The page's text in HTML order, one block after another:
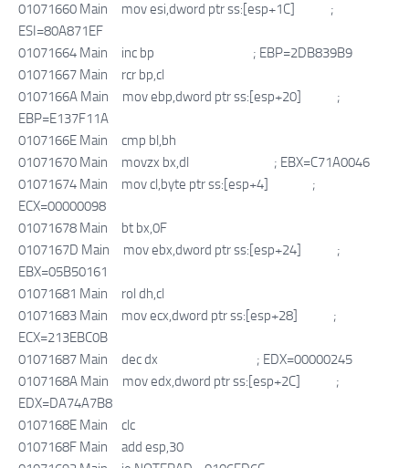
01071660 Main mov esi,dword ptr ss:[esp+1C] ;
ESI=80A871EF
01071664 Main inc bp ; EBP=2DB839B9
01071667 Main rcr bp,cl
0107166A Main mov ebp,dword ptr ss:[esp+20] ;
EBP=E137F11A
0107166E Main cmp bl,bh
01071670 Main movzx bx,dl ; EBX=C71A0046
01071674 Main mov cl,byte ptr ss:[esp+4] ;
ECX=00000098
01071678 Main bt bx,0F
0107167D Main mov ebx,dword ptr ss:[esp+24] ;
EBX=05B50161
01071681 Main rol dh,cl
01071683 Main mov ecx,dword ptr ss:[esp+28] ;
ECX=213EBC0B
01071687 Main dec dx ; EDX=00000245
0107168A Main mov edx,dword ptr ss:[esp+2C] ;
EDX=DA74A7B8
0107168E Main clc
0107168F Main add esp,30